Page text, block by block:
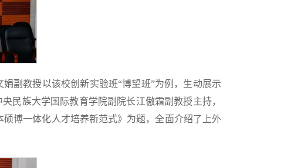
副教授以该校创新实验班“博望班”为例，生动展示
民族大学国际教育学院副院长江傲霜副教授主持，
博一体化人才培养新范式》为题，全面介绍了上外